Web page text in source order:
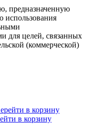
предназначенную
использования
для целей, связанных
(коммерческой)
в корзину